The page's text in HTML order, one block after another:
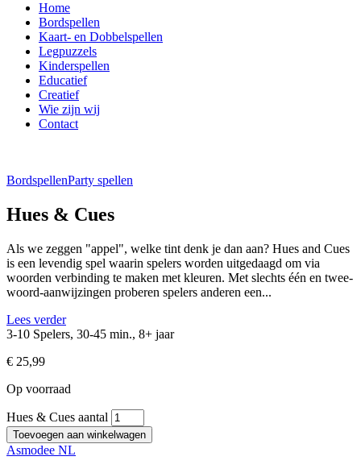
Home
Bordspellen
Kaart- en Dobbelspellen
Legpuzzels
Kinderspellen
Educatief
Creatief
Wie zijn wij
Contact
BordspellenParty spellen
Hues & Cues
Als we zeggen "appel", welke tint denk je dan aan? Hues and Cues
is een levendig spel waarin spelers worden uitgedaagd om via
woorden verbinding te maken met kleuren. Met slechts één en twee-
woord-aanwijzingen proberen spelers anderen een...
Lees verder
3-10 Spelers, 30-45 min., 8+ jaar
€ 25,99
Op voorraad
Hues & Cues aantal
Toevoegen aan winkelwagen
Asmodee NL